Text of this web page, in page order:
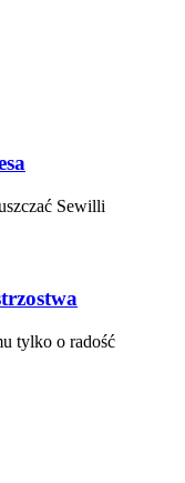
Sewilli
tylko o radość